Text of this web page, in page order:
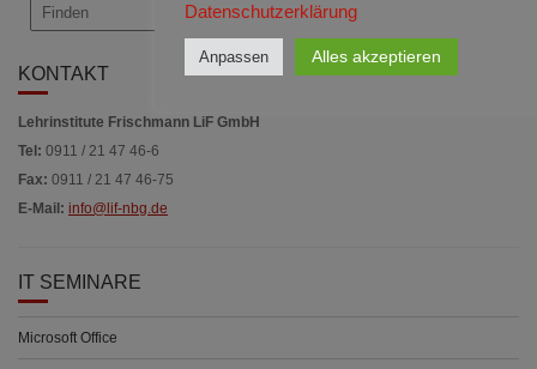
KONTAKT
Lehrinstitute Frischmann LiF GmbH
Tel: 0911 / 21 47 46-6
Fax: 0911 / 21 47 46-75
E-Mail: info@lif-nbg.de
IT SEMINARE
Microsoft Office
Datenschutzerklärung
Anpassen Alles akzeptieren